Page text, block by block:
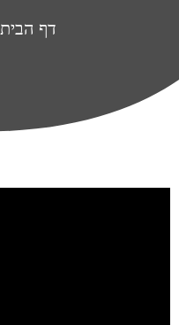
דף הבית